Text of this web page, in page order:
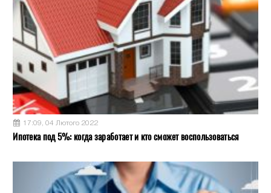
17:09, 04 Лютого 2022
Ипотека под 5%: когда заработает и кто сможет воспользоваться